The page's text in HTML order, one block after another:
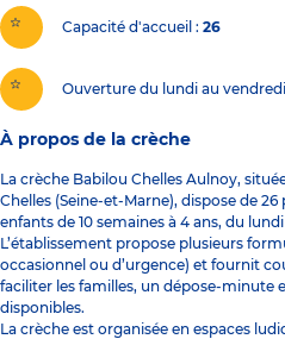
Capacité d'accueil 26
Ouverture du lundi au
À propos de la crèche
La crèche Babilou Chelles Aulnoy,
Chelles (Seine-et-Marne), dispose de 26
enfants de 10 semaines à 4 ans, du
L’établissement propose plusieurs
occasionnel ou d’urgence) et fournit
faciliter les familles, un dépose-minute
disponibles.
La crèche est organisée en espaces